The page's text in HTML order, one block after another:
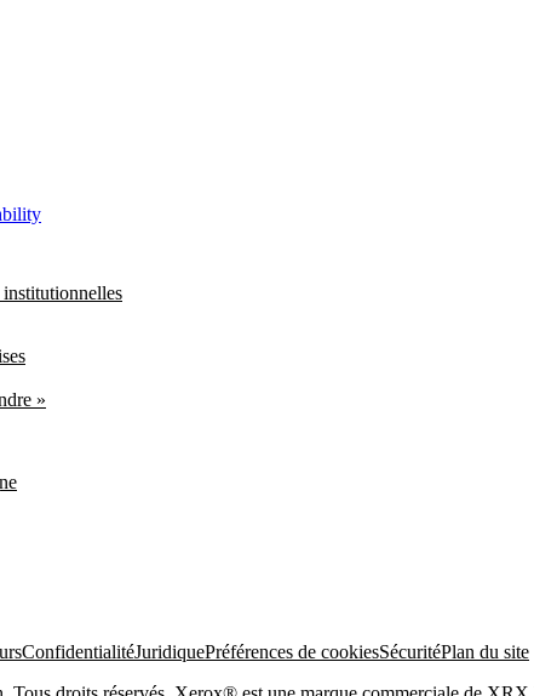
»
ConfidentialitéJuridiquePréférences de cookiesSécuritéPlan du site